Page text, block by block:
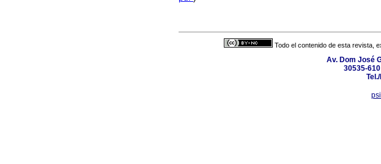
Todo el contenido de esta revista,
Av. Dom José
30535-